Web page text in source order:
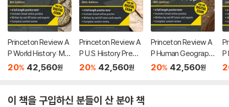
Princeton Review A
P World History: Mo
dern Premium Prep,
ctice Online + Cont
20% 42,560원
Princeton Review A
P U.S. History Premi
um Prep, 26th Editio
line + Content Revie
20% 42,560원
Princeton Review A
P Human Geograph
y Premium Prep, 18t
20% 42,560원
P
이 책을 구입하신 분들이 산 분야 책